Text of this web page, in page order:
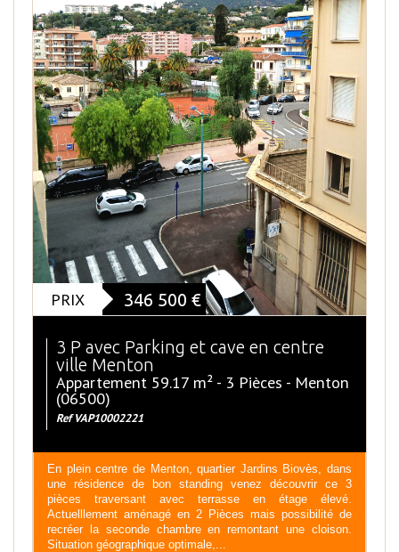
PRIX 346 500 €
3 P avec Parking et cave en centre
ville Menton
Appartement 59.17 m² - 3 Pièces - Menton
(06500)
Ref VAP10002221
En plein centre de Menton, quartier Jardins Biovès, dans
une résidence de bon standing venez découvrir ce 3
pièces traversant avec terrasse en étage élevé.
Actuelllement aménagé en 2 Pièces mais possibilité de
recréer la seconde chambre en remontant une cloison.
Situation géographique optimale,...